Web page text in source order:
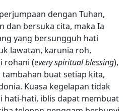
dengan Tuhan,
dan bersuka cita, maka Ia
yang bersungguh hati
lawatan, karunia roh,
rohani (every spiritual blessing),
buat setiap kita,
Kuasa kegelapan tidak
hati-hati, iblis dapat membuat